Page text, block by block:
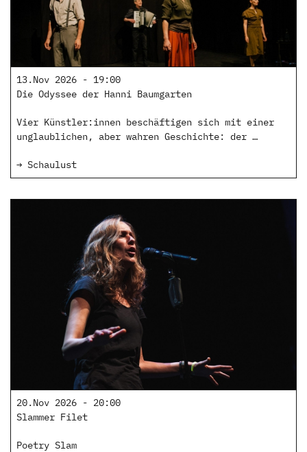
13.Nov 2026 - 19:00
Die Odyssee der Hanni Baumgarten
Vier Künstler:innen beschäftigen sich mit einer
unglaublichen, aber wahren Geschichte: der …
→ Schaulust
20.Nov 2026 - 20:00
Slammer Filet
Poetry Slam